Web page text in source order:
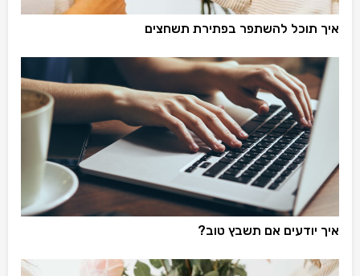
איך תוכל להשתפר בפתירת תשחצים
איך יודעים אם תשבץ טוב?